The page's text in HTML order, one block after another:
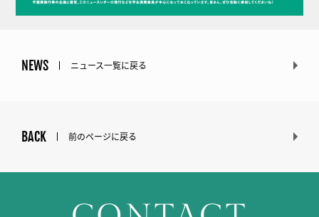
NEWS ニュース一覧に戻る
BACK 前のページに戻る